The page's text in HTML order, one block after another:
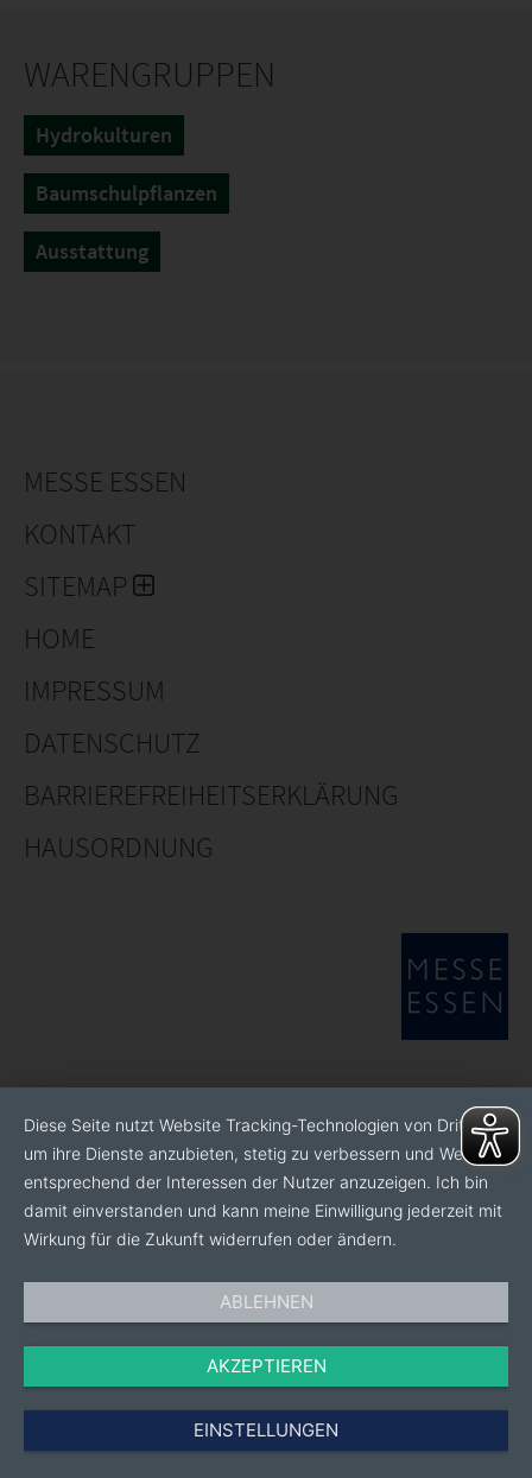
WARENGRUPPEN
Hydrokulturen
Baumschulpflanzen
Ausstattung
MESSE ESSEN
KONTAKT
SITEMAP
HOME
IMPRESSUM
DATENSCHUTZ
BARRIEREFREIHEITSERKLÄRUNG
HAUSORDNUNG
Diese Seite nutzt Website Tracking-Technologien von Dritten,
um ihre Dienste anzubieten, stetig zu verbessern und Werbung
entsprechend der Interessen der Nutzer anzuzeigen. Ich bin
damit einverstanden und kann meine Einwilligung jederzeit mit
Wirkung für die Zukunft widerrufen oder ändern.
ABLEHNEN
AKZEPTIEREN
EINSTELLUNGEN